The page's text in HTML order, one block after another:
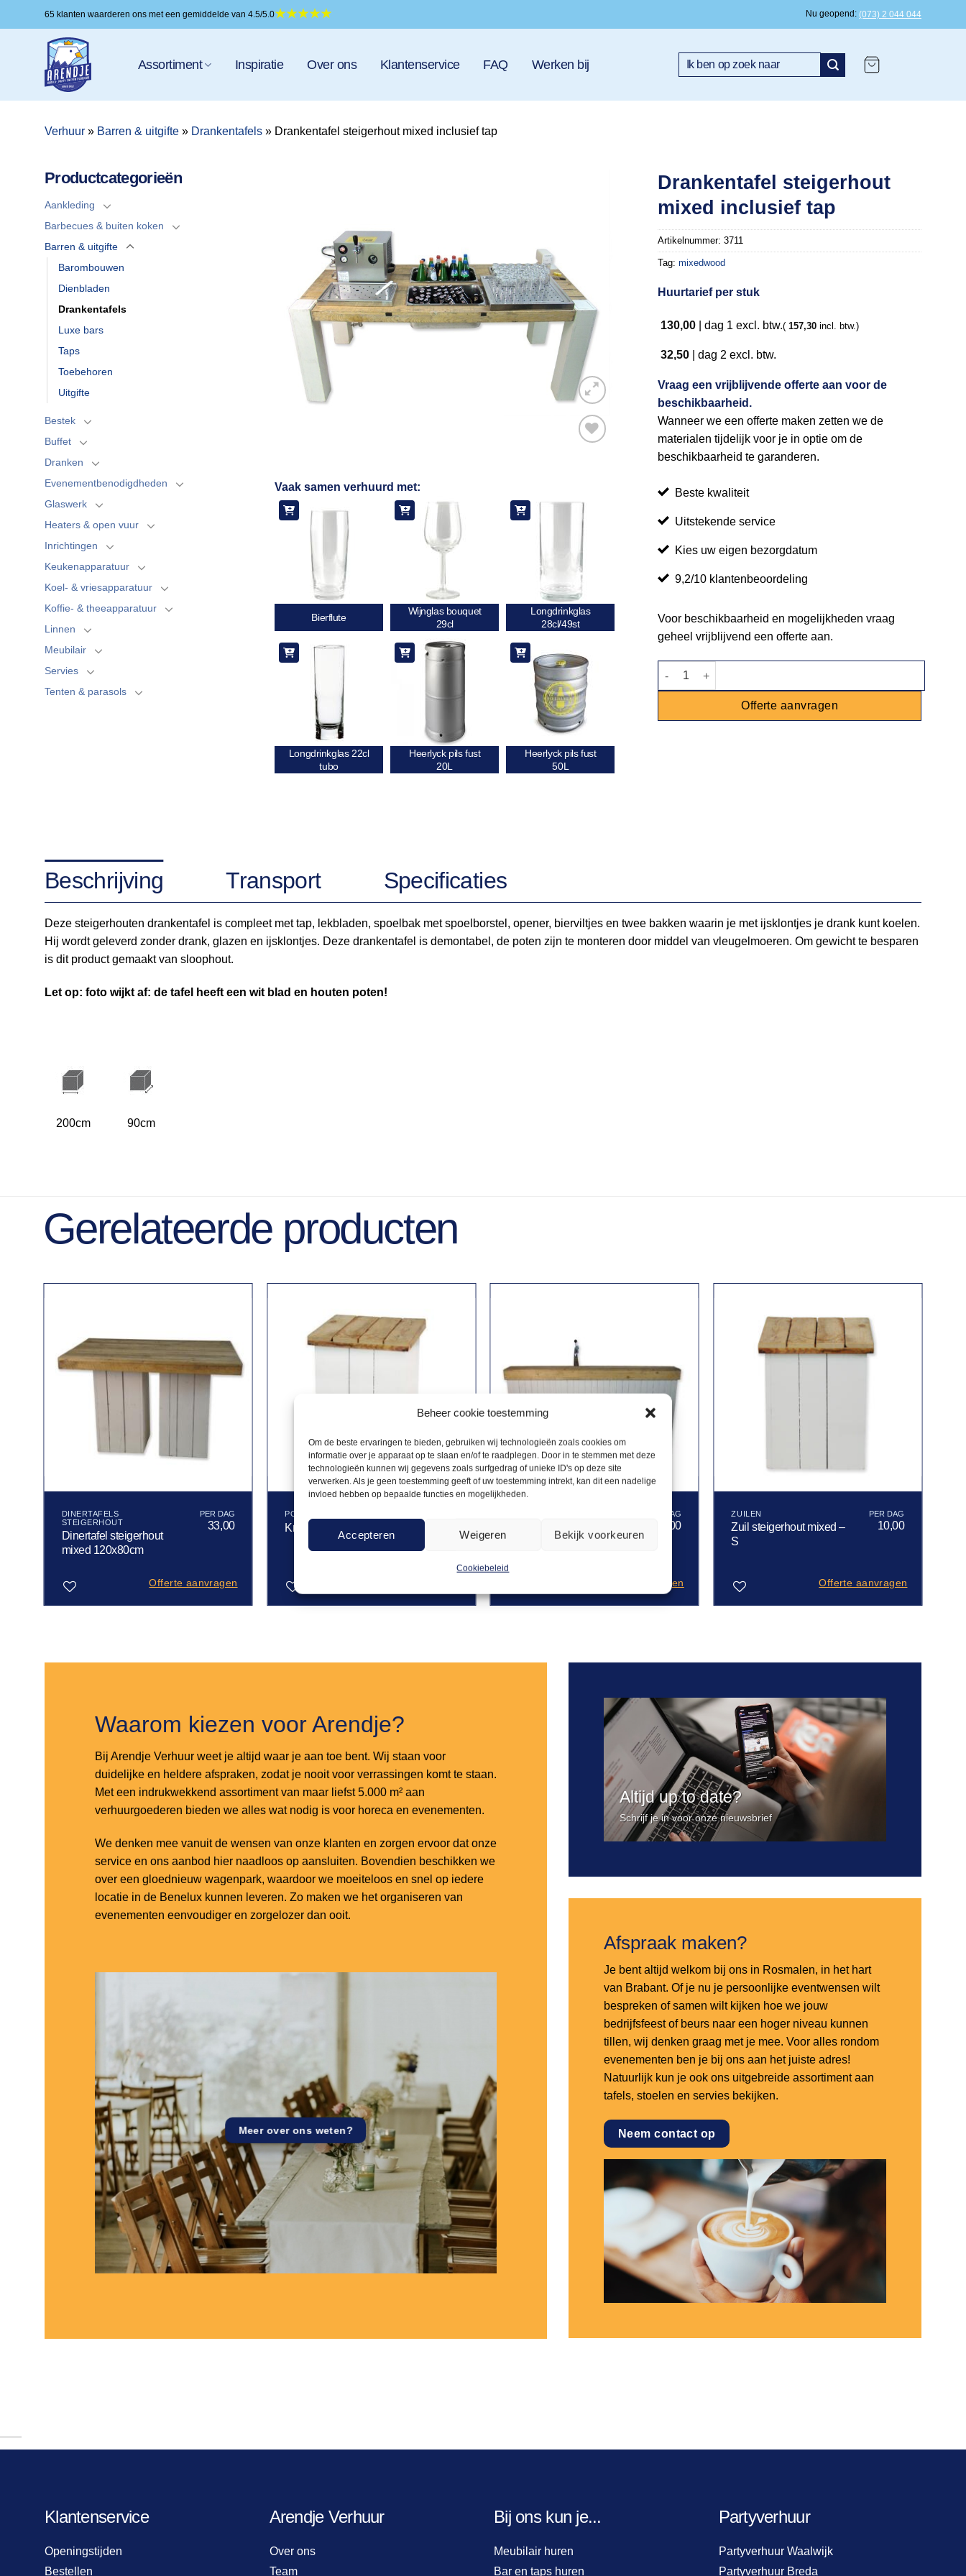
Beheer cookie toestemming
Om de beste ervaringen te bieden, gebruiken wij technologieën zoals cookies om
informatie over je apparaat op te slaan en/of te raadplegen. Door in te stemmen met deze
technologieën kunnen wij gegevens zoals surfgedrag of unieke ID's op deze site
verwerken. Als je geen toestemming geeft of uw toestemming intrekt, kan dit een nadelige
invloed hebben op bepaalde functies en mogelijkheden.
Accepteren Weigeren Bekijk voorkeuren
Cookiebeleid
naar
65 klanten waarderen ons met een gemiddelde van 4.5/5.0 Nu geopend (073) 2 044 044
Assortiment Inspiratie Over ons Klantenservice FAQ Werken bij
Zoeken
Verhuur » Barren & uitgifte » Drankentafels » Drankentafel steigerhout mixed inclusief tap
Productcategorieën
Aankleding
Barbecues & buiten koken
Barren & uitgifte
Barombouwen
Dienbladen
Drankentafels
Luxe bars
Taps
Toebehoren
Uitgifte
Bestek
Buffet
Dranken
Evenementbenodigdheden
Glaswerk
Heaters & open vuur
Inrichtingen
Keukenapparatuur
Koel- & vriesapparatuur
Koffie- & theeapparatuur
Linnen
Meubilair
Servies
Tenten & parasols
verlanglijst
Vaak samen verhuurd met:
Bierflute
Wijnglas bouquet
29cl
Longdrinkglas
28cl/49st
Longdrinkglas 22cl
tubo
Heerlyck pils fust
20L
Heerlyck pils fust
50L
Drankentafel steigerhout
mixed inclusief tap
Artikelnummer:3711
Tag:mixedwood
Huurtarief per stuk
130,00 |dag 1 excl. btw.( 157,30 incl. btw.)
32,50 |dag 2 excl. btw.
Vraag een vrijblijvende offerte aan voor de
beschikbaarheid.
Wanneer we een offerte maken zetten we de
materialen tijdelijk voor je in optie om de
beschikbaarheid te garanderen.
Beste kwaliteit
Uitstekende service
Kies uw eigen bezorgdatum
9,2/10 klantenbeoordeling
Voor beschikbaarheid en mogelijkheden vraag
geheel vrijblijvend een offerte aan.
Drankentafel steigerhout mixed inclusief tap aantal
Offerte aanvragen
Beschrijving Transport Specificaties
Deze steigerhouten drankentafel is compleet met tap, lekbladen, spoelbak met spoelborstel, opener, bierviltjes en twee bakken waarin je met ijsklontjes je drank kunt koelen.
Hij wordt geleverd zonder drank, glazen en ijsklontjes. Deze drankentafel is demontabel, de poten zijn te monteren door middel van vleugelmoeren. Om gewicht te besparen
is dit product gemaakt van sloophout.
Let op: foto wijkt af: de tafel heeft een wit blad en houten poten!
200cm 90cm
Gerelateerde producten
DINERTAFELS
STEIGERHOUT
Dinertafel steigerhout
mixed 120x80cm
33,00
Offerte aanvragen
POEFJES & KRUKJES
Krukje steigerhout mixed
mixed – 2,2m
101,00
Offerte aanvragen
ZUILEN
Zuil steigerhout mixed –
S
10,00
Offerte aanvragen
Waarom kiezen voor Arendje?
Bij Arendje Verhuur weet je altijd waar je aan toe bent. Wij staan voor
duidelijke en heldere afspraken, zodat je nooit voor verrassingen komt te staan.
Met een indrukwekkend assortiment van maar liefst 5.000 m² aan
verhuurgoederen bieden we alles wat nodig is voor horeca en evenementen.
We denken mee vanuit de wensen van onze klanten en zorgen ervoor dat onze
service en ons aanbod hier naadloos op aansluiten. Bovendien beschikken we
over een gloednieuw wagenpark, waardoor we moeiteloos en snel op iedere
locatie in de Benelux kunnen leveren. Zo maken we het organiseren van
evenementen eenvoudiger en zorgelozer dan ooit.
Meer over ons weten?
Altijd up to date?
Schrijf je in voor onze nieuwsbrief
Afspraak maken?
Je bent altijd welkom bij ons in Rosmalen, in het hart
van Brabant. Of je nu je persoonlijke eventwensen wilt
bespreken of samen wilt kijken hoe we jouw
bedrijfsfeest of beurs naar een hoger niveau kunnen
tillen, wij denken graag met je mee. Voor alles rondom
evenementen ben je bij ons aan het juiste adres!
Natuurlijk kun je ook ons uitgebreide assortiment aan
tafels, stoelen en servies bekijken.
Neem contact op
Klantenservice
Openingstijden
Bestellen
Arendje Verhuur
Over ons
Team
Bij ons kun je...
Meubilair huren
Bar en taps huren
Partyverhuur
Partyverhuur Waalwijk
Partyverhuur Breda